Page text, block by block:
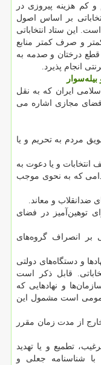
و کم هزینه پیروزی در
بر اساس اصول
این ستاد انتخاباتی
و صرف کمتر منابع
درختان و صدمه به
انجام پذیرد.
ایران که به نقل
فضای مجازی اشاره می
مردم به تحریم و یا
انتخابات و یا دعوت به
که به نحوی موجب
توهین‌آمیز در فضای
بر انصراف گروه‌های
و دستگاه‌های دولتی
قابل ذکر است
و نهادهایی که
عمومی است مشمول این
خارج از مدت زمان مقرر
تطمیع و یا تهدید
با شناسنامه جعلی و